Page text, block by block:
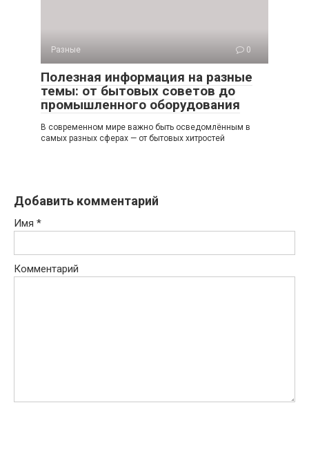
Разные 0
Полезная информация на разные
темы: от бытовых советов до
промышленного оборудования
В современном мире важно быть осведомлённым в
самых разных сферах — от бытовых хитростей
Добавить комментарий
Имя *
Комментарий